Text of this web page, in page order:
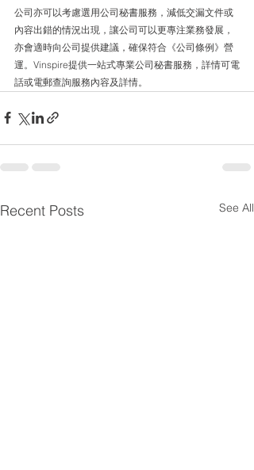
公司亦可以考慮選用公司秘書服務，減低交漏文件或
內容出錯的情況出現，讓公司可以更專注業務發展，
亦會適時向公司提供建議，確保符合《公司條例》營
運。Vinspire提供一站式專業公司秘書服務，詳情可電
話或電郵查詢服務內容及詳情。
Recent Posts See All